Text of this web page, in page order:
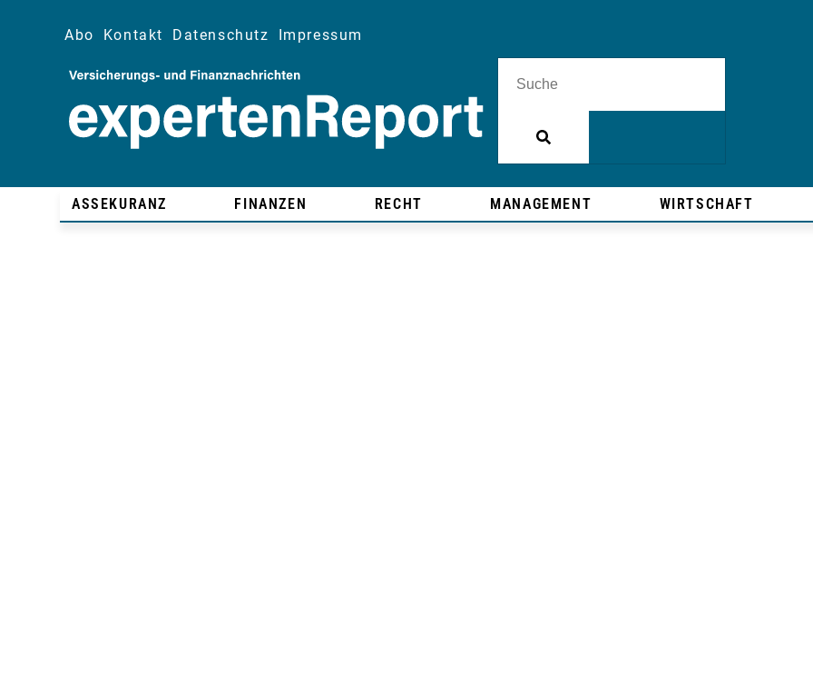
Abo Kontakt Datenschutz Impressum
ASSEKURANZ FINANZEN RECHT MANAGEMENT WIRTSCHAFT